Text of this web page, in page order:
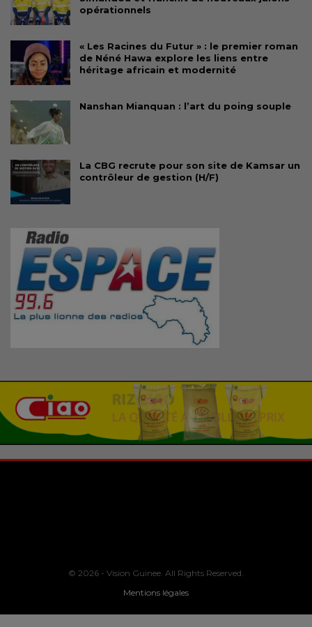
opérationnels
« Les Racines du Futur » : le premier roman
de Néné Hawa explore les liens entre
héritage africain et modernité
Nanshan Mianquan : l’art du poing souple
La CBG recrute pour son site de Kamsar un
contrôleur de gestion (H/F)
© 2026 - Vision Guinee. All Rights Reserved.
Mentions légales